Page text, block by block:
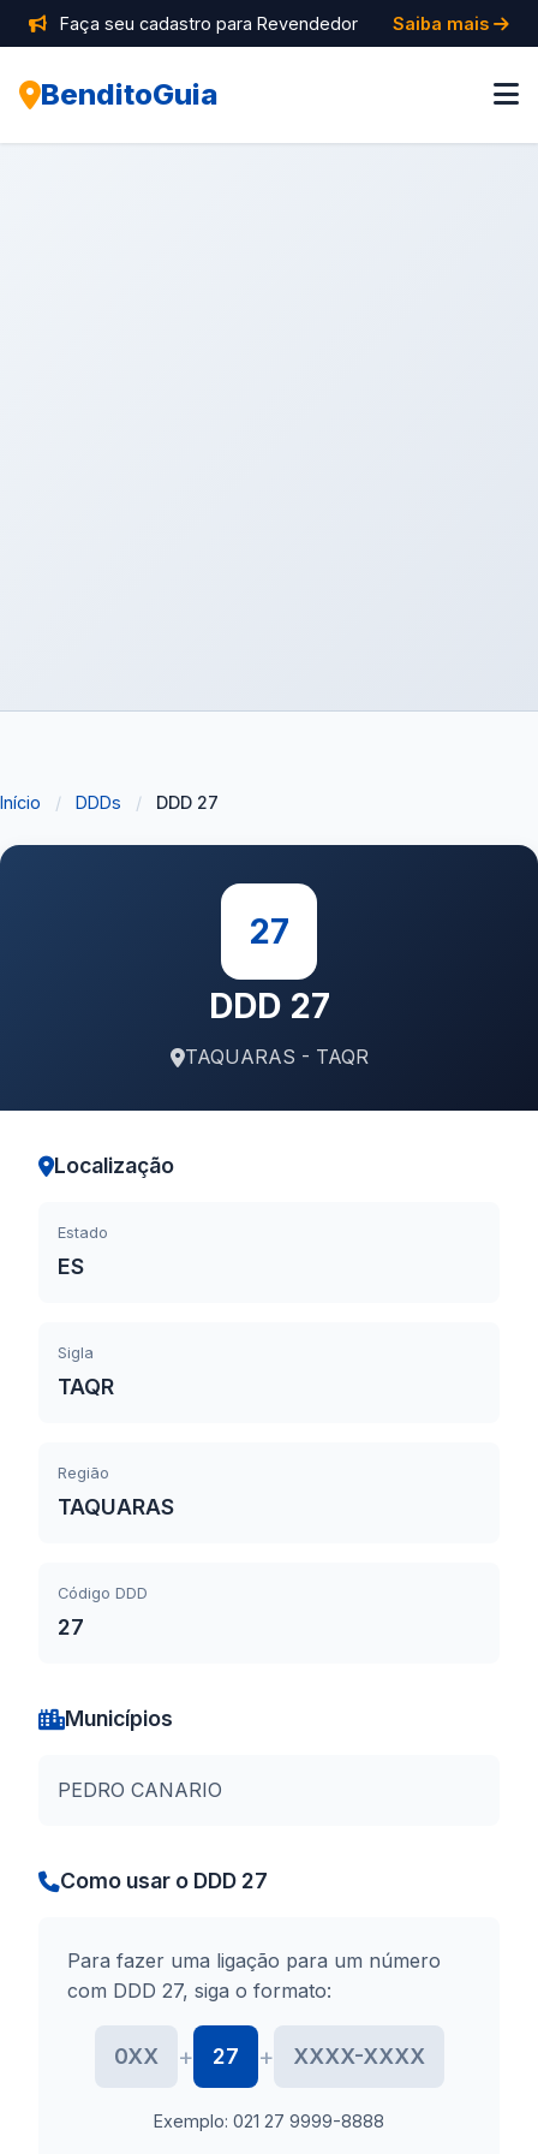
Faça seu cadastro para Revendedor Saiba mais
BenditoGuia
Início / DDDs / DDD 27
27
DDD 27
TAQUARAS - TAQR
Localização
Estado
ES
Sigla
TAQR
Região
TAQUARAS
Código DDD
27
Municípios
PEDRO CANARIO
Como usar o DDD 27
Para fazer uma ligação para um número
com DDD 27, siga o formato:
0XX + 27 + XXXX-XXXX
Exemplo: 021 27 9999-8888